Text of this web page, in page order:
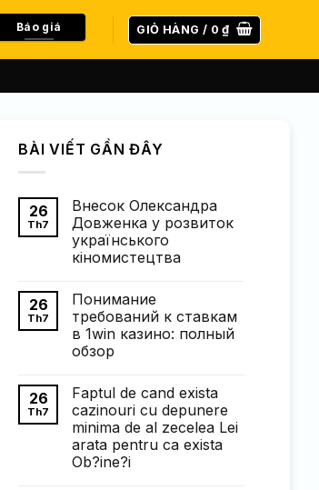
Báo giá GIỎ HÀNG / 0₫
BÀI VIẾT GẦN ĐÂY
26
Th7
Внесок Олександра
Довженка у розвиток
українського
кіномистецтва
bình
luận
ở
Внесок
Олександра
Довженка
українського
кіномистецтва
26
Th7
Понимание
требований к ставкам
в 1win казино: полный
обзор
bình
luận
ở
Понимание
требований
к
ставкам
26
Th7
Faptul de cand exista
cazinouri cu depunere
minima de al zecelea Lei
arata pentru ca exista
Ob?ine?i